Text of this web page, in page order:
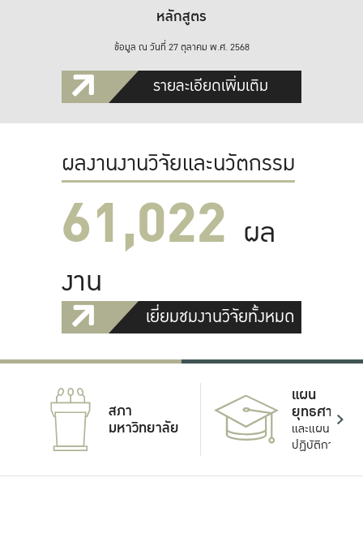
หลักสูตร
ข้อมูล ณ วันที่ 27 ตุลาคม พ.ศ. 2568
รายละเอียดเพิ่มเติม
ผลงานงานวิจัยและนวัตกรรม
61,022 ผล
งาน
เยี่ยมชมงานวิจัยทั้งหมด
สภา
มหาวิทยาลัย
แผน
ยุทธศาสตร์
และแผน
ปฏิบัติการ